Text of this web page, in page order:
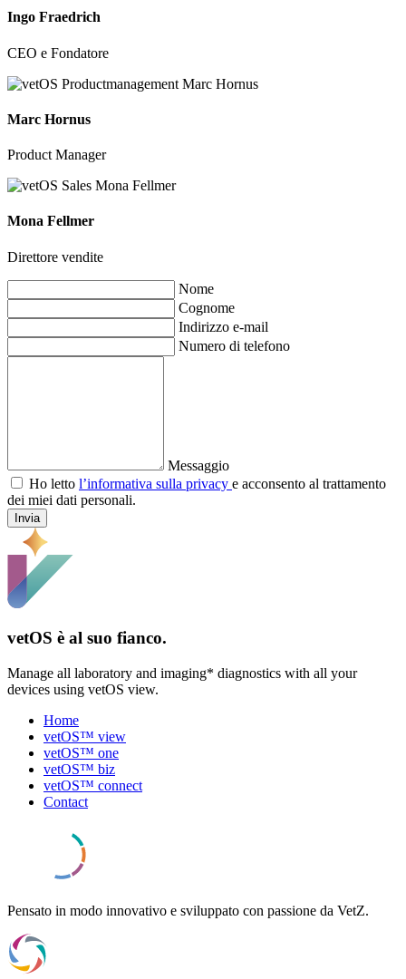
Ingo Fraedrich
CEO e Fondatore
Marc Hornus
Product Manager
Mona Fellmer
Direttore vendite
Nome
Cognome
Indirizzo e-mail
Numero di telefono
Messaggio
Ho letto l’informativa sulla privacy e acconsento al trattamento
dei miei dati personali.
Invia
vetOS è al suo fianco.
Manage all laboratory and imaging* diagnostics with all your
devices using vetOS view.
Home
vetOS™ view
vetOS™ one
vetOS™ biz
vetOS™ connect
Contact
Pensato in modo innovativo e sviluppato con passione da VetZ.